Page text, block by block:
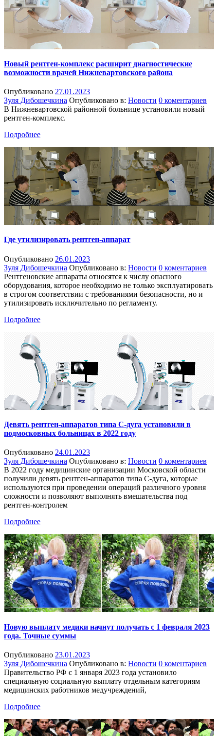
Новый рентген-комплекс расширит диагностические
возможности врачей Нижневартовского района
Опубликовано 27.01.2023
Зуля Дибошечкина Опубликовано в: Новости 0 коментариев
В Нижневартовской районной больнице установили новый
рентген-комплекс.
Подробнее
Где утилизировать рентген-аппарат
Опубликовано 26.01.2023
Зуля Дибошечкина Опубликовано в: Новости 0 коментариев
Рентгеновские аппараты относятся к числу опасного
оборудования, которое необходимо не только эксплуатировать
в строгом соответствии с требованиями безопасности, но и
утилизировать исключительно по регламенту.
Подробнее
Девять рентген-аппаратов типа С-дуга установили в
подмосковных больницах в 2022 году
Опубликовано 24.01.2023
Зуля Дибошечкина Опубликовано в: Новости 0 коментариев
В 2022 году медицинские организации Московской области
получили девять рентген-аппаратов типа С-дуга, которые
используются при проведении операций различного уровня
сложности и позволяют выполнять вмешательства под
рентген-контролем
Подробнее
Новую выплату медики начнут получать с 1 февраля 2023
года. Точные суммы
Опубликовано 23.01.2023
Зуля Дибошечкина Опубликовано в: Новости 0 коментариев
Правительство РФ с 1 января 2023 года установило
специальную социальную выплату отдельным категориям
медицинских работников медучреждений,
Подробнее